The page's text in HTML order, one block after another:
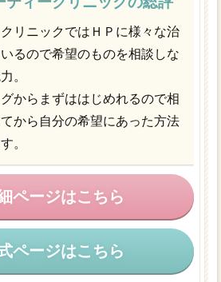
リニックではＨＰに様々な治
るので希望のものを相談しな
。
からまずははじめれるので相
から自分の希望にあった方法
。
ページはこちら
ページはこちら